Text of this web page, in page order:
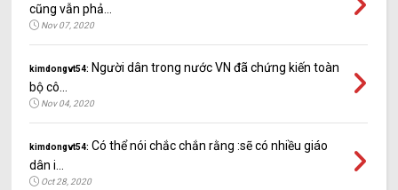
cũng vẫn phả...
Nov 07, 2020
kimdongvt54: Người dân trong nước VN đã chứng kiến toàn
bộ cô...
Nov 04, 2020
kimdongvt54: Có thể nói chắc chắn rằng :sẽ có nhiều giáo
dân i...
Oct 28, 2020